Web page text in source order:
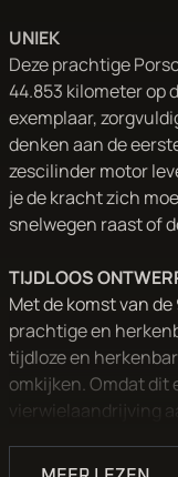
UNIEK
Deze prachtige
44.853 kilometer op
exemplaar,
denken aan de
zescilinder motor
je de kracht zich
snelwegen raast of
TIJDLOOS
Met de komst van
prachtige en
tijdloze en
omkijken. Omdat dit
vierwielaandrijving
Ook de